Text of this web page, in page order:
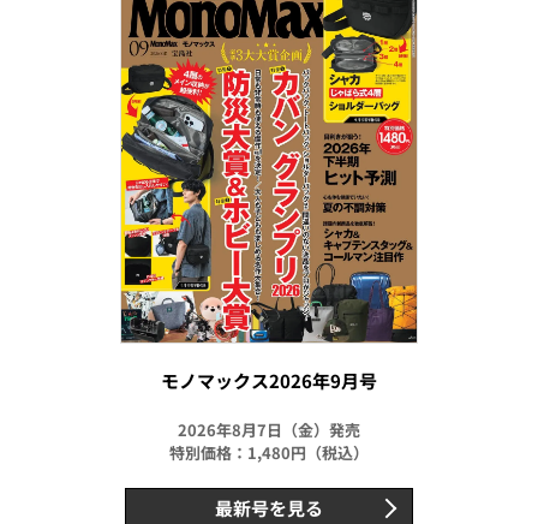
モノマックス2026年9月号
2026年8月7日（金）発売
特別価格：1,480円（税込）
最新号を見る